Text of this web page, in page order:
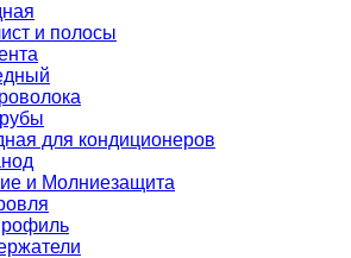
и полосы
для кондиционеров
и Молниезащита